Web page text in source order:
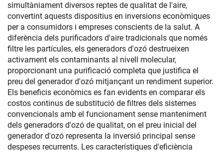
simultàniament diversos reptes de qualitat de l'aire,
convertint aquests dispositius en inversions econòmiques
per a consumidors i empreses conscients de la salut. A
diferència dels purificadors d'aire tradicionals que només
filtre les partícules, els generadors d'ozó destrueixen
activament els contaminants al nivell molecular,
proporcionant una purificació completa que justifica el
preu del generador d'ozó mitjançant un rendiment superior.
Els beneficis econòmics es fan evidents en comparar els
costos continus de substitució de filtres dels sistemes
convencionals amb el funcionament sense manteniment
dels generadors d'ozó de qualitat, on el preu inicial del
generador d'ozó representa la inversió principal sense
despeses recurrents. Les característiques d'eficiència